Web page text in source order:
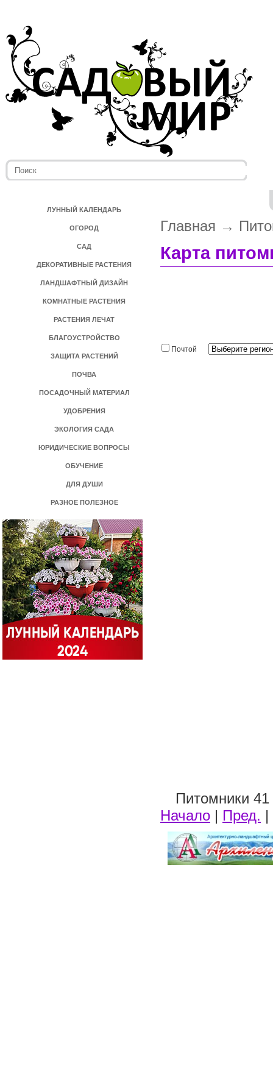
ЛУННЫЙ КАЛЕНДАРЬ
ОГОРОД
САД
ДЕКОРАТИВНЫЕ РАСТЕНИЯ
ЛАНДШАФТНЫЙ ДИЗАЙН
КОМНАТНЫЕ РАСТЕНИЯ
РАСТЕНИЯ ЛЕЧАТ
БЛАГОУСТРОЙСТВО
ЗАЩИТА РАСТЕНИЙ
ПОЧВА
ПОСАДОЧНЫЙ МАТЕРИАЛ
УДОБРЕНИЯ
ЭКОЛОГИЯ САДА
ЮРИДИЧЕСКИЕ ВОПРОСЫ
ОБУЧЕНИЕ
ДЛЯ ДУШИ
РАЗНОЕ ПОЛЕЗНОЕ
Главная →
Карта
Почтой
Питомники
Начало | Пред. |